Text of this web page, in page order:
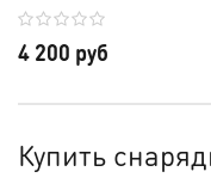
4 200 руб
Купить